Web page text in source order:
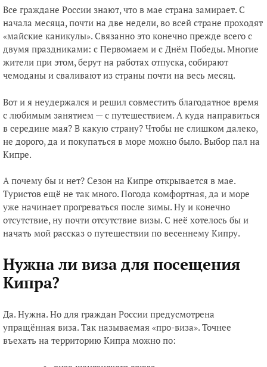
Все граждане России знают, что в мае страна замирает. С
начала месяца, почти на две недели, во всей стране проходят
«майские каникулы». Связанно это конечно прежде всего с
двумя праздниками: с Первомаем и с Днём Победы. Многие
жители при этом, берут на работах отпуска, собирают
чемоданы и сваливают из страны почти на весь месяц.
Вот и я неудержался и решил совместить благодатное время
с любимым занятием — с путешествием. А куда направиться
в середине мая? В какую страну? Чтобы не слишком далеко,
не дорого, да и покупаться в море можно было. Выбор пал на
Кипре.
А почему бы и нет? Сезон на Кипре открывается в мае.
Туристов ещё не так много. Погода комфортная, да и море
уже начинает прогреваться после зимы. Ну и конечно
отсутствие, ну почти отсутствие визы. С неё хотелось бы и
начать мой рассказ о путешествии по весеннему Кипру.
Нужна ли виза для посещения
Кипра?
Да. Нужна. Но для граждан России предусмотрена
упращённая виза. Так называемая «про-виза». Точнее
въехать на территорию Кипра можно по: